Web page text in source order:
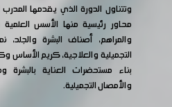
وتتناول الدورة الذي يقدمها
محاور رئيسية منها الأسس
والمراهم، أصناف البشرة
التجميلية والعلاجية، كريم الأساس
بناء مستحضرات العناية بالبشرة
والأمصال التجميلية.